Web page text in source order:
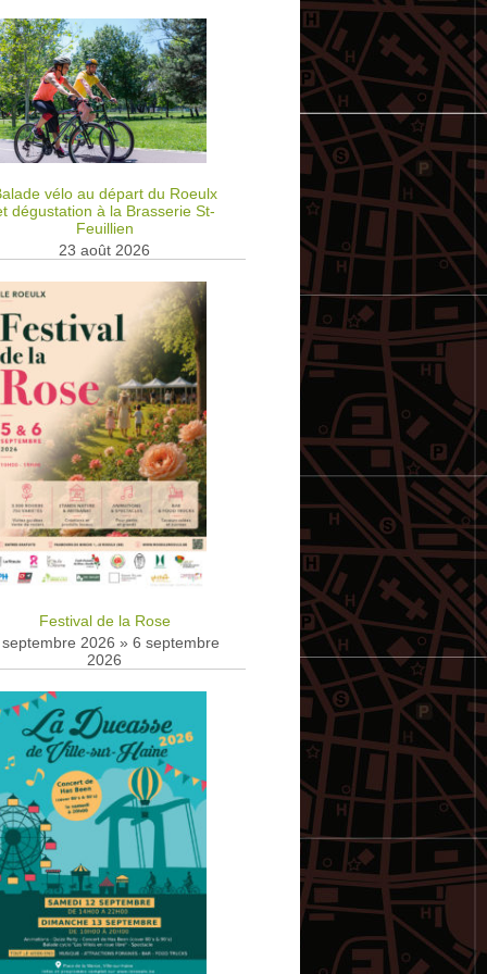
vélo au départ du Roeulx
dégustation à la Brasserie St-
Feuillien
23 août 2026
Festival de la Rose
2026 » 6 septembre
2026